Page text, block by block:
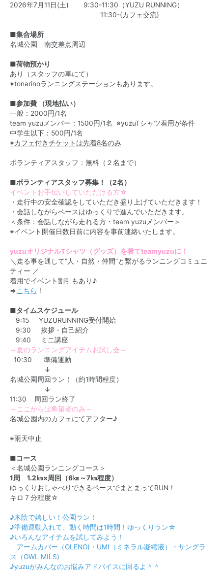
2026年7月11日(土) 9:30-11:30（YUZU RUNNING）
11:30-(カフェ交流)
■集合場所
名城公園 南交差点周辺
■荷物預かり
あり（スタッフの車にて）
※tonarinoランニングステーションもあります。
■参加費 （現地払い）
一般：2000円/1名
team yuzuメンバー：1500円/1名 ※yuzuTシャツ着用が条件
中学生以下：500円/1名
※カフェ付きチケットは先着8名のみ
ボランティアスタッフ：無料（２名まで）
■ボランティアスタッフ募集！（2名）
イベントお手伝いしていただける方☆
・走行中の安全確認をしていただき盛り上げていただきます！
・会話しながらペースはゆっくりで進んでいただきます。
＜条件：会話しながら走れる方・team yuzuメンバー＞
※イベント開催日数日前に内容を事前連絡いたします。
yuzuオリジナルTシャツ（グッズ）を着てteamyuzuに！
＼走る事を通して”人・自然・仲間”と繋がるランニングコミュニ
ティー ／
着用でイベント割引もあり♪
⇒こちら ！
■タイムスケジュール
9:15 YUZURUNNING受付開始
9:30 挨拶・自己紹介
9:40 ミニ講座
～夏のランニングアイテムお試し会～
10:30 準備運動
↓
名城公園周回ラン！（約1時間程度）
↓
11:30 周回ラン終了
～ここからは希望者のみ～
名城公園内のカフェにてアフター♪
※雨天中止
■コース
＜名城公園ランニングコース＞
1周 1.2㎞×周回（6㎞～7㎞程度）
ゆっくりおしゃべりできるペースでまとまってRUN！
キロ７分程度☆
♪木陰で嬉しい！公園ラン！
♪準備運動入れて、動く時間は1時間！ゆっくりラン☆
♪いろんなアイテムを試してみよう！
アームカバー（OLENO)・UMI（ミネラル凝縮液）・サングラ
ス（OWL MILS)
♪yuzuがみんなのお悩みアドバイスに回るよ＾＾